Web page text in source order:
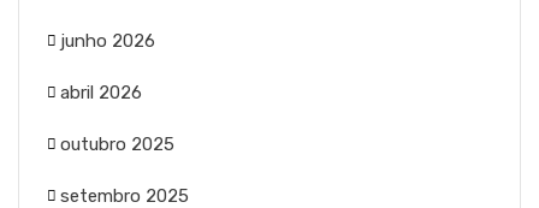
junho 2026
abril 2026
outubro 2025
setembro 2025